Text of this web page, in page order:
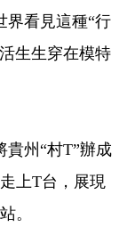
界看見這種“行
生生穿在模特
州“村T”辦成
上T台，展現
。